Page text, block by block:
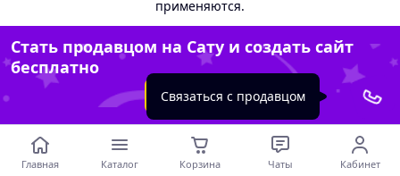
применяются.
Стать продавцом на Сату и создать сайт
бесплатно
Создать сайт
Главная Каталог Корзина Чаты Кабинет
Связаться с продавцом